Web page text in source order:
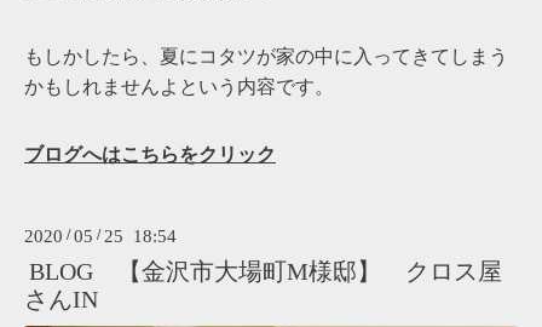
もしかしたら、夏にコタツが家の中に入ってきてしまう
かもしれませんよという内容です。
ブログへはこちらをクリック
2020 /05 / 25 18:54
BLOG 【金沢市大場町M様邸】 クロス屋
さんIN